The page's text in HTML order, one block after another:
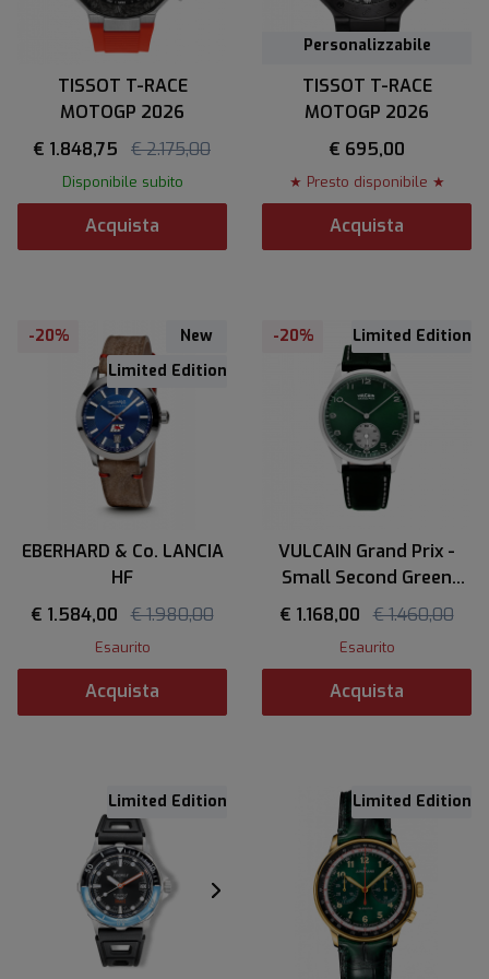
TISSOT T-RACE
MOTOGP 2026
€ 1.848,75
€ 2.175,00
Disponibile subito
Acquista
Personalizzabile
TISSOT T-RACE
MOTOGP 2026
€ 695,00
★ Presto disponibile ★
Acquista
-20%
Limited Edition
New
EBERHARD & Co. LANCIA
HF
€ 1.584,00 € 1.980,00
Esaurito
Acquista
-20% Limited Edition
VULCAIN Grand Prix -
Small Second Green
Limited Edition
€ 1.168,00 € 1.460,00
Esaurito
Acquista
Limited Edition Limited Edition